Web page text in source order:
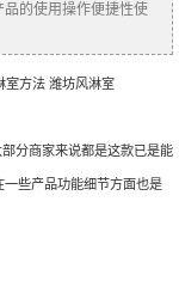
品的使用操作便捷性使
室方法 潍坊风淋室
分商家来说都是这款已是能
些产品功能细节方面也是